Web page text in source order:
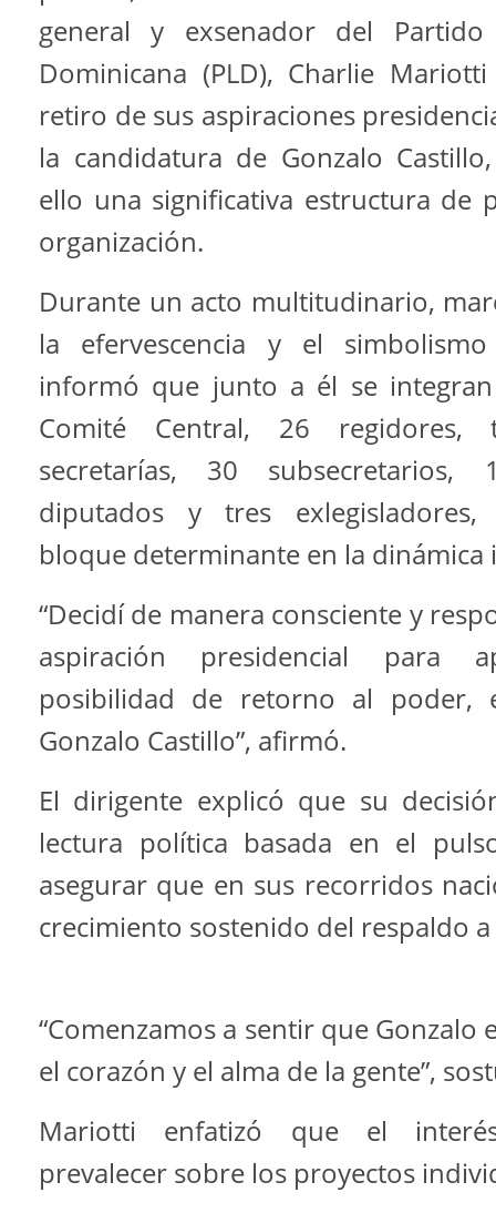
general y exsenador del
Dominicana (PLD), Charlie
retiro de sus aspiraciones
la candidatura de Gonzalo
ello una significativa estructura de
organización.
Durante un acto multitudinario,
la efervescencia y el
informó que junto a él se
Comité Central, 26 regidores,
secretarías, 30 subsecretarios,
diputados y tres
bloque determinante en la dinámica
“Decidí de manera consciente y
aspiración presidencial para
posibilidad de retorno al poder,
Gonzalo Castillo”, afirmó.
El dirigente explicó que su
lectura política basada en el
asegurar que en sus recorridos
crecimiento sostenido del respaldo
“Comenzamos a sentir que Gonzalo
el corazón y el alma de la gente”,
Mariotti enfatizó que el
prevalecer sobre los proyectos